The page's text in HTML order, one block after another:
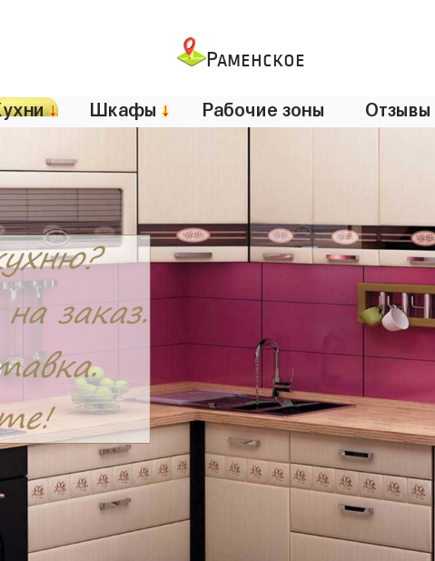
Раменское
↓ Шкафы ↓ Рабочие зоны Отзывы